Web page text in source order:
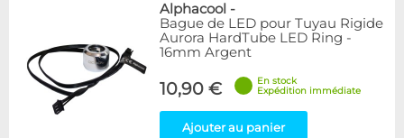
Articles en promotions
Appliquer
Alphacool -
Bague de LED pour Tuyau Rigide
Aurora HardTube LED Ring -
16mm Argent
10,90 €
En stock
Expédition immédiate
Ajouter au panier